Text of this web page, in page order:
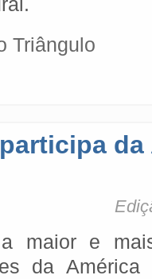
Triângulo
maior e
da